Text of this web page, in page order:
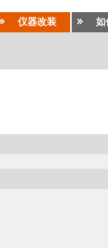
仪器改装 如